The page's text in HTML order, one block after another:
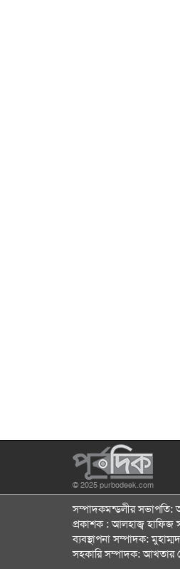
© 2025 purbodeek.com
সম্পাদকমন্ডলীর সভাপতি:
প্রকাশক : আলহাজ্ব হাফিজ
ব্যবস্থাপনা সম্পাদক:
সহকারি সম্পাদক: আখতার